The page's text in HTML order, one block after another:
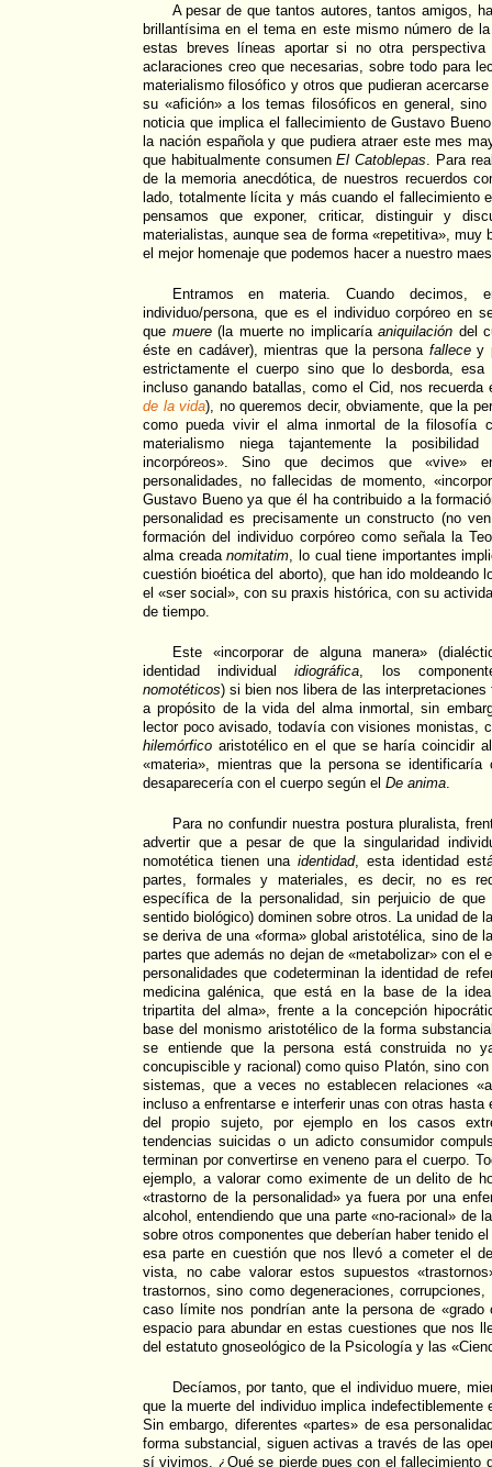
A pesar de que tantos autores, tantos amigos,
brillantísima en el tema en este mismo número de
estas breves líneas aportar si no otra
aclaraciones creo que necesarias, sobre todo para
materialismo filosófico y otros que pudieran
su «afición» a los temas filosóficos en general,
noticia que implica el fallecimiento de Gustavo
la nación española y que pudiera atraer este mes
que habitualmente consumenEl Catoblepas . Para
de la memoria anecdótica, de nuestros recuerdos
lado, totalmente lícita y más cuando el fallecimiento
pensamos que exponer, criticar, distinguir y
materialistas, aunque sea de forma «repetitiva», muy
el mejor homenaje que podemos hacer a nuestro
Entramos en materia. Cuando
individuo/persona, que es el individuo corpóreo en
que muere(la muerte no implicaríaaniquilación del
éste en cadáver), mientras que la persona fallecey
estrictamente el cuerpo sino que lo desborda, esa
incluso ganando batallas, como el Cid, nos
de la vida), no queremos decir, obviamente, que la
como pueda vivir el alma inmortal de la filosofía
materialismo niega tajantemente la
incorpóreos». Sino que decimos que «vive»
personalidades, no fallecidas de momento,
Gustavo Bueno ya que él ha contribuido a la
personalidad es precisamente un constructo (no
formación del individuo corpóreo como señala la
alma creadanomitatim , lo cual tiene importantes
cuestión bioética del aborto), que han ido moldeando
el «ser social», con su praxis histórica, con su
de tiempo.
Este «incorporar de alguna manera»
identidad individualidiográfica , los
nomotéticos) si bien nos libera de las
a propósito de la vida del alma inmortal, sin
lector poco avisado, todavía con visiones monistas,
hilemórfico aristotélico en el que se haría coincidir
«materia», mientras que la persona se
desaparecería con el cuerpo según el De anima
Para no confundir nuestra postura pluralista,
advertir que a pesar de que la singularidad
nomotética tienen una identidad, esta identidad
partes, formales y materiales, es decir, no es
específica de la personalidad, sin perjuicio de
sentido biológico) dominen sobre otros. La unidad de
se deriva de una «forma» global aristotélica, sino de
partes que además no dejan de «metabolizar» con el
personalidades que codeterminan la identidad de
medicina galénica, que está en la base de la
tripartita del alma», frente a la concepción
base del monismo aristotélico de la forma
se entiende que la persona está construida no
concupiscible y racional) como quiso Platón, sino
sistemas, que a veces no establecen relaciones
incluso a enfrentarse e interferir unas con otras hasta
del propio sujeto, por ejemplo en los casos
tendencias suicidas o un adicto consumidor
terminan por convertirse en veneno para el cuerpo.
ejemplo, a valorar como eximente de un delito de
«trastorno de la personalidad» ya fuera por una
alcohol, entendiendo que una parte «no-racional» de
sobre otros componentes que deberían haber tenido
esa parte en cuestión que nos llevó a cometer el
vista, no cabe valorar estos supuestos
trastornos, sino como degeneraciones,
caso límite nos pondrían ante la persona de
espacio para abundar en estas cuestiones que nos
del estatuto gnoseológico de la Psicología y las
Decíamos, por tanto, que el individuo muere,
que la muerte del individuo implica indefectiblemente
Sin embargo, diferentes «partes» de esa
forma substancial, siguen activas a través de las
sí vivimos. ¿Qué se pierde pues con el fallecimiento